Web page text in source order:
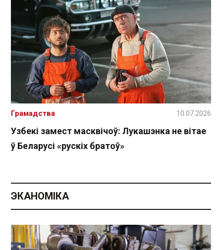
Узбекі замест масквічоў: Лукашэнка не вітае
ў Беларусі «рускіх братоў»
Грамадства 10.07.2026
ЭКАНОМІКА